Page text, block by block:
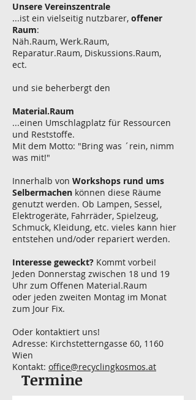
Unsere Vereinszentrale
...ist ein vielseitig nutzbarer, offener
Raum:
Näh.Raum, Werk.Raum,
Reparatur.Raum, Diskussions.Raum,
ect.
und sie beherbergt den
Material.Raum
...einen Umschlagplatz für Ressourcen
und Reststoffe.
Mit dem Motto: "Bring was ´rein, nimm
was mit!"
Innerhalb von Workshops rund ums
Selbermachen können diese Räume
genutzt werden. Ob Lampen, Sessel,
Elektrogeräte, Fahrräder, Spielzeug,
Schmuck, Kleidung, etc. vieles kann hier
entstehen und/oder repariert werden.
Interesse geweckt? Kommt vorbei!
Jeden Donnerstag zwischen 18 und 19
Uhr zum Offenen Material.Raum
oder jeden zweiten Montag im Monat
zum Jour Fix.
Oder kontaktiert uns!
Adresse: Kirchstetterngasse 60, 1160
Wien
Kontakt: office@recyclingkosmos.at
Termine